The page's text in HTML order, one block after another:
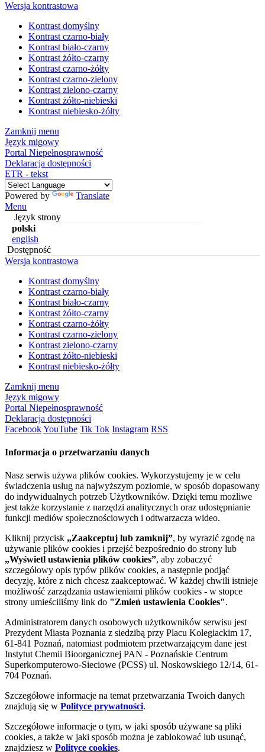
Wersja kontrastowa
Kontrast domyślny
Kontrast czarno-biały
Kontrast biało-czarny
Kontrast żółto-czarny
Kontrast czarno-żółty
Kontrast czarno-zielony
Kontrast zielono-czarny
Kontrast żółto-niebieski
Kontrast niebiesko-żółty
Zamknij menu
Język migowy
Portal Niepełnosprawność
Deklaracja dostępności
ETR - tekst
Powered by
Translate
Menu
Język strony
polski
english
Dostępność
Wersja kontrastowa
Kontrast domyślny
Kontrast czarno-biały
Kontrast biało-czarny
Kontrast żółto-czarny
Kontrast czarno-żółty
Kontrast czarno-zielony
Kontrast zielono-czarny
Kontrast żółto-niebieski
Kontrast niebiesko-żółty
Zamknij menu
Język migowy
Portal Niepełnosprawność
Deklaracja dostępności
FacebookYouTube Tik Tok Instagram RSS
Informacja o przetwarzaniu danych
Nasz serwis używa plików cookies. Wykorzystujemy je w celu
świadczenia usług na najwyższym poziomie, w sposób dopasowany
do indywidualnych potrzeb Użytkowników. Dzięki temu możliwe
jest także korzystanie z narzędzi analitycznych oraz udostępnianie
funkcji mediów społecznościowych i odtwarzacza wideo.
Kliknij przycisk „Zaakceptuj lub zamknij”, by wyrazić zgodę na
używanie plików cookies i przejść bezpośrednio do strony lub
„Wyświetl ustawienia plików cookies”, aby zobaczyć
szczegółowy opis typów plików cookies, a następnie podjąć
decyzję, które z nich chcesz zaakceptować. W każdej chwili istnieje
możliwość zarządzania ustawieniami plików cookies - w stopce
strony umieściliśmy link do "Zmień ustawienia Cookies".
Administratorem danych osobowych użytkowników serwisu jest
Prezydent Miasta Poznania z siedzibą przy Placu Kolegiackim 17,
61-841 Poznań, natomiast podmiotem przetwarzającym dane jest
Instytut Chemii Bioorganicznej PAN - Poznańskie Centrum
Superkomputerowo-Sieciowe (PCSS) ul. Noskowskiego 12/14, 61-
704 Poznań.
Szczegółowe informacje na temat przetwarzania Twoich danych
znajdują się w Polityce prywatności.
Szczegółowe informacje o tym, w jaki sposób używane są pliki
cookies, a także w jaki sposób można je zablokować lub usunąć,
znajdziesz w Polityce cookies.